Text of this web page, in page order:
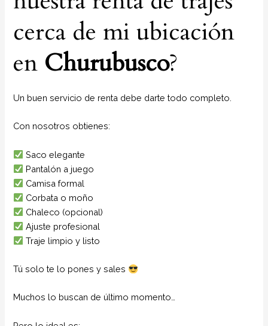
cerca de mi ubicación
en Churubusco?
Un buen servicio de renta debe darte todo completo.
Con nosotros obtienes:
Saco elegante
Pantalón a juego
Camisa formal
Corbata o moño
Chaleco (opcional)
Ajuste profesional
Traje limpio y listo
Tú solo te lo pones y sales
Muchos lo buscan de último momento…